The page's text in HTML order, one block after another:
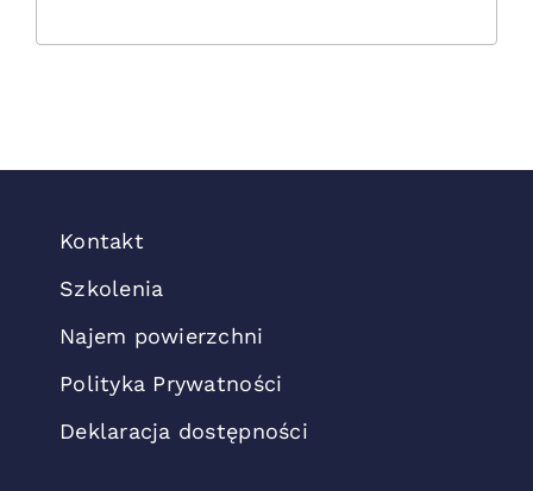
Kontakt
Szkolenia
Najem powierzchni
Polityka Prywatności
Deklaracja dostępności